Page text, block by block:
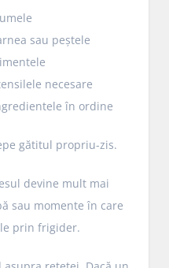
sau peștele
necesare
în ordine
gătitul propriu-zis.
devine mult mai
sau momente în care
prin frigider.